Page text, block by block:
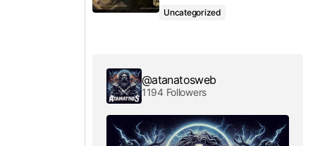
Uncategorized
@atanatosweb
1194 Followers